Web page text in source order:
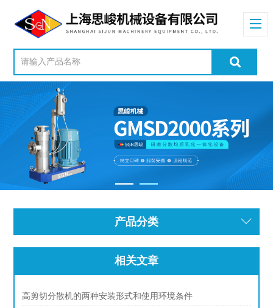
产品分类
相关文章
高剪切分散机的两种安装形式和使用环境条件